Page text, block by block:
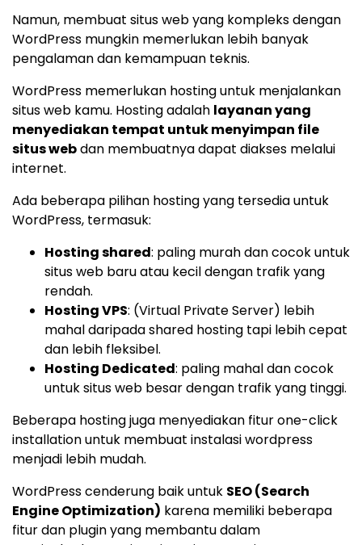
Namun, membuat situs web yang kompleks dengan
WordPress mungkin memerlukan lebih banyak
pengalaman dan kemampuan teknis.
WordPress memerlukan hosting untuk menjalankan
situs web kamu. Hosting adalah layanan yang
menyediakan tempat untuk menyimpan file
situs webdan membuatnya dapat diakses melalui
internet.
Ada beberapa pilihan hosting yang tersedia untuk
WordPress, termasuk:
Hosting shared: paling murah dan cocok untuk
situs web baru atau kecil dengan trafik yang
rendah.
Hosting VPS: (Virtual Private Server) lebih
mahal daripada shared hosting tapi lebih cepat
dan lebih fleksibel.
Hosting Dedicated: paling mahal dan cocok
untuk situs web besar dengan trafik yang tinggi.
Beberapa hosting juga menyediakan fitur one-click
installation untuk membuat instalasi wordpress
menjadi lebih mudah.
WordPress cenderung baik untuk SEO (Search
Engine Optimization) karena memiliki beberapa
fitur dan plugin yang membantu dalam